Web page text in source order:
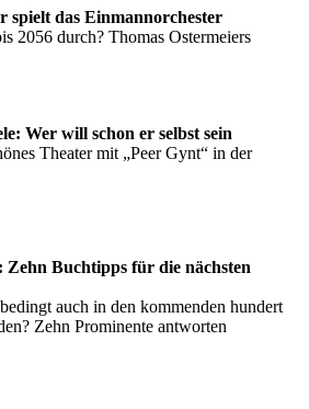
spielt das Einmannorchester
2056 durch? Thomas Ostermeiers
Wer will schon er selbst sein
Theater mit „Peer Gynt“ in der
Zehn Buchtipps für die nächsten
auch in den kommenden hundert
Zehn Prominente antworten